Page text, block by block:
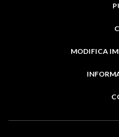
MODIFICA